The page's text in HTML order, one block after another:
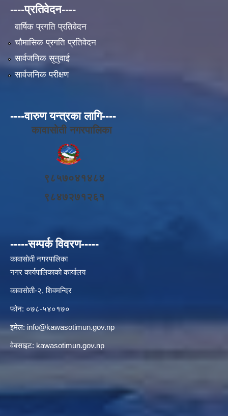
----प्रतिवेदन----
वार्षिक प्रगति प्रतिवेदन
चौमासिक प्रगति प्रतिवेदन
सार्वजनिक सुनुवाई
सार्वजनिक परीक्षण
----वारुण यन्त्रका लागि----
कावासोती नगरपालिका
९८५७०४१४८४
९८४७२७१२६१
-----सम्पर्क विवरण-----
कावासाेती नगरपालिका
नगर कार्यपालिकाको कार्यालय
कावासाेती-२, शिवमन्दिर
फोन: ०७८-५४०१७०
इमेल: info@kawasotimun.gov.np
वेबसाइट: kawasotimun.gov.np